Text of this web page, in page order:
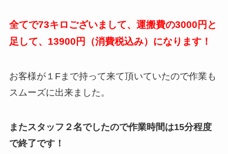
全てで73キロございまして、運搬費の3000円と
足して、13900円（消費税込み）になります！
お客様が１Fまで持って来て頂いていたので作業も
スムーズに出来ました。
またスタッフ２名でしたので作業時間は15分程度
で終了です！